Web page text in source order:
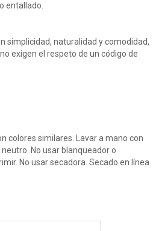
entallado.
simplicidad, naturalidad y comodidad,
exigen el respeto de un código de
colores similares. Lavar a mano con
No usar blanqueador o
No usar secadora. Secado en línea